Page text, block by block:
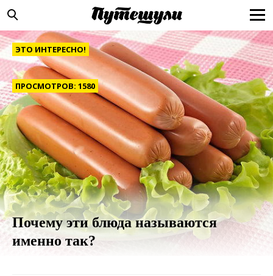
ЭТО ИНТЕРЕСНО!
ПРОСМОТРОВ: 1580
Почему эти блюда называются
именно так?